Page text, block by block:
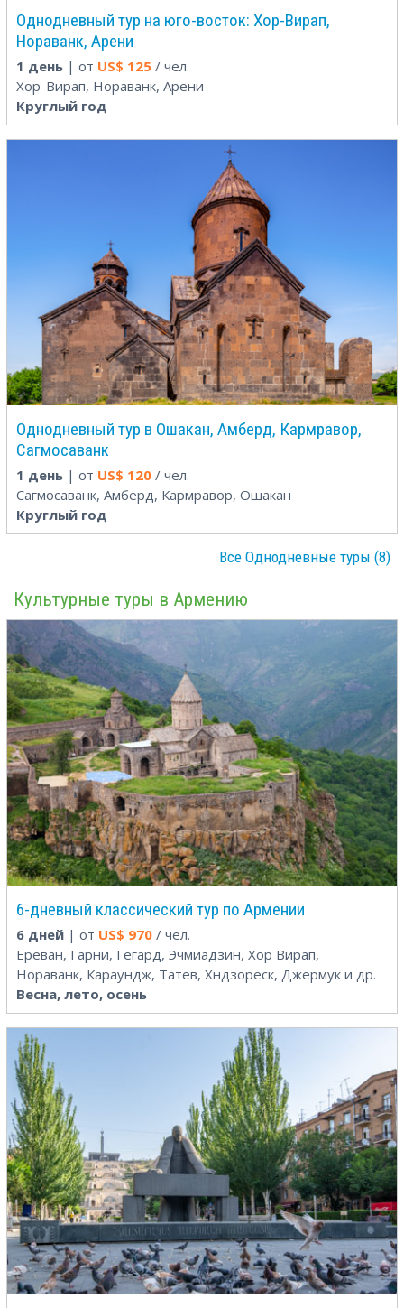
Однодневный тур на юго-восток: Хор-Вирап,
Нораванк, Арени
1 день | от US$ 125 / чел.
Хор-Вирап, Нораванк, Арени
Круглый год
Однодневный тур в Ошакан, Амберд, Кармравор,
Сагмосаванк
1 день | от US$ 120 / чел.
Сагмосаванк, Амберд, Кармравор, Ошакан
Круглый год
Все Однодневные туры (8)
Культурные туры в Армению
6-дневный классический тур по Армении
6 дней | от US$ 970 / чел.
Ереван, Гарни, Гегард, Эчмиадзин, Хор Вирап,
Нораванк, Караундж, Татев, Хндзореск, Джермук и др.
Весна, лето, осень